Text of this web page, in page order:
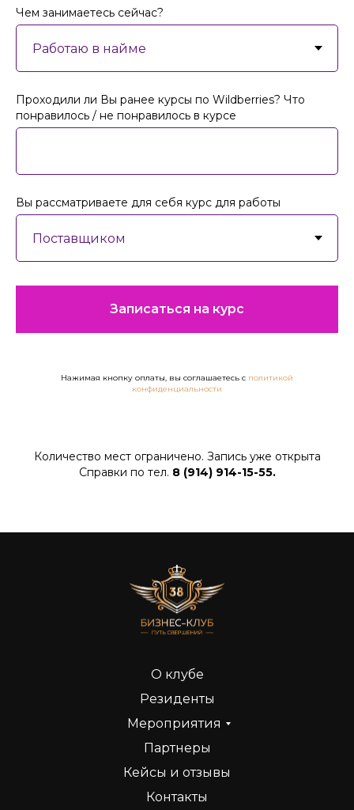
Чем занимаетесь сейчас?
Проходили ли Вы ранее курсы по Wildberries? Что
понравилось / не понравилось в курсе
Вы рассматриваете для себя курс для работы
Записаться на курс
Нажимая кнопку оплаты, вы соглашаетесь с политикой
конфиденциальности
Количество мест ограничено. Запись уже открыта
Справки по тел. 8 (914) 914-15-55.
О клубе
Резиденты
Мероприятия
Партнеры
Кейсы и отзывы
Контакты